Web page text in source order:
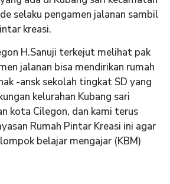
selaku pengamen jalanan sambil
kreasi.
H.Sanuji terkejut melihat pak
jalanan bisa mendirikan rumah
-ansk sekolah tingkat SD yang
kelurahan Kubang sari
kota Cilegon, dan kami terus
Rumah Pintar Kreasi ini agar
belajar mengajar (KBM)